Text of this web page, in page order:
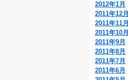
2012年1月
2011年12月
2011年11月
2011年10月
2011年9月
2011年8月
2011年7月
2011年6月